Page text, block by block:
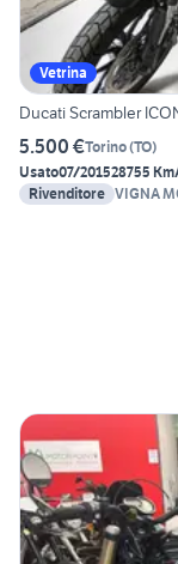
Vetrina
Ducati Scrambler
5.500 €Torino(TO)
Usato07/201528755 Km
Rivenditore VIGNA